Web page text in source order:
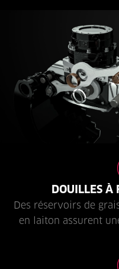
DOUILLES À
Des réservoirs de
en laiton assurent